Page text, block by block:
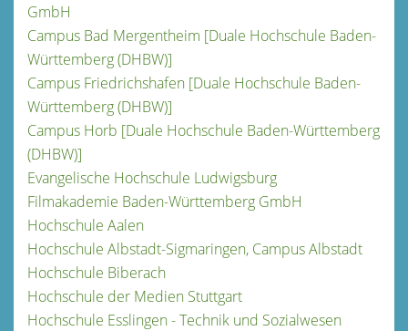
GmbH
Campus Bad Mergentheim [Duale Hochschule Baden-
Württemberg (DHBW)]
Campus Friedrichshafen [Duale Hochschule Baden-
Württemberg (DHBW)]
Campus Horb [Duale Hochschule Baden-Württemberg
(DHBW)]
Evangelische Hochschule Ludwigsburg
Filmakademie Baden-Württemberg GmbH
Hochschule Aalen
Hochschule Albstadt-Sigmaringen, Campus Albstadt
Hochschule Biberach
Hochschule der Medien Stuttgart
Hochschule Esslingen - Technik und Sozialwesen